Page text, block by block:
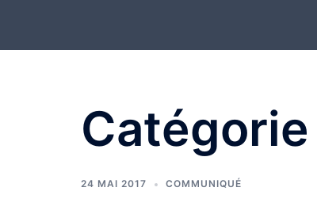
Catégorie
24 MAI 2017 COMMUNIQUÉ